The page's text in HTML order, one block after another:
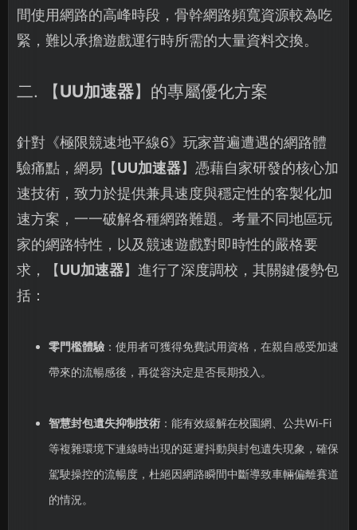
間使用網路的高峰時段，骨幹網路頻寬資源較為吃
緊，難以承擔遊戲運行時所需的大量資料交換。
二. 【UU加速器】的專屬優化方案
針對《極限競速地平線6》玩家普遍遭遇的網路體
驗痛點，網易【UU加速器】憑藉自家研發的核心加
速技術，致力於提供兼具速度與穩定性的客製化加
速方案，一一破解各種網路難題。考量不同地區玩
家的網路特性，以及競速遊戲對即時性的嚴格要
求，【UU加速器】進行了深度調校，其關鍵優勢包
括：
零門檻體驗：使用者可獲得免費試用資格，在親自感受加速
帶來的流暢感後，再從容決定是否長期投入。
智慧封包遺失抑制技術：能有效緩解在校園網、公共Wi-Fi
等複雜環境下連線時出現的延遲抖動與封包遺失現象，確保
駕駛操控的流暢度，杜絕因網路瞬間中斷導致車輛偏離賽道
的情況。